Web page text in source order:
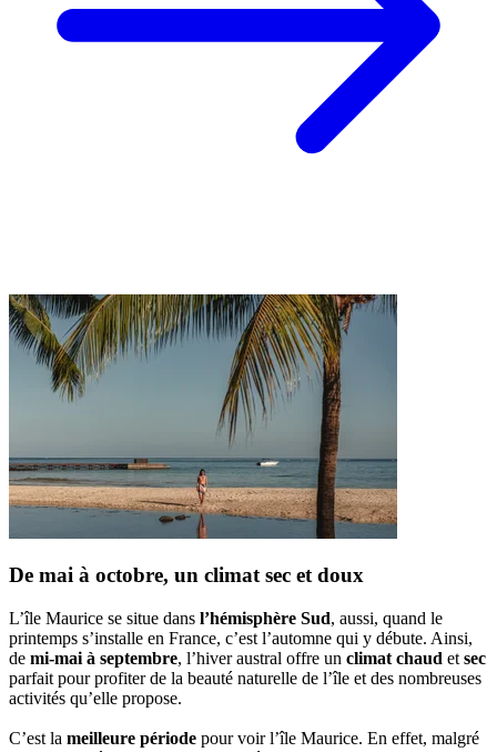
De mai à octobre, un climat sec et doux
L’île Maurice se situe dans l’hémisphère Sud, aussi, quand le
printemps s’installe en France, c’est l’automne qui y débute. Ainsi,
de mi-mai à septembre, l’hiver austral offre un climat chaud et sec
parfait pour profiter de la beauté naturelle de l’île et des nombreuses
activités qu’elle propose.
C’est la meilleure période pour voir l’île Maurice. En effet, malgré